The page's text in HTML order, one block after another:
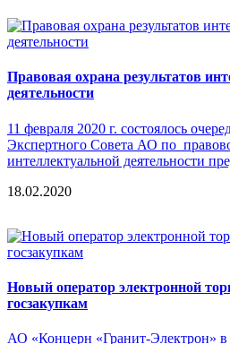
Правовая охрана результатов
деятельности
11 февраля 2020 г. состоялось
Экспертного Совета АО по
интеллектуальной деятельности
18.02.2020
Новый оператор электронной
госзакупкам
АО «Концерн «Гранит-Электрон» в